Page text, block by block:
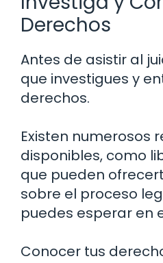
Derechos
Antes de asistir al
que investigues y
derechos.
Existen numerosos
disponibles, como
que pueden
sobre el proceso
puedes esperar en
Conocer tus